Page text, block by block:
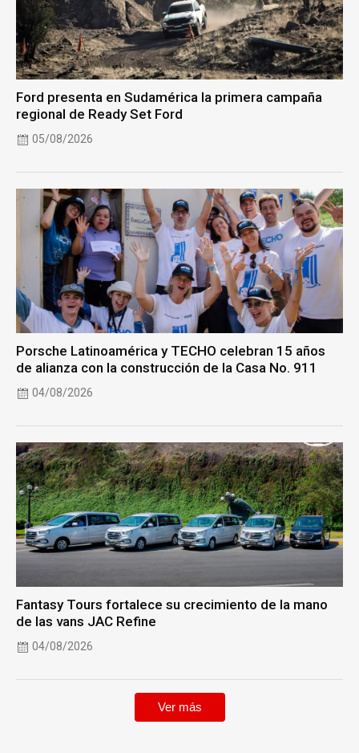
Ford presenta en Sudamérica la primera campaña
regional de Ready Set Ford
05/08/2026
Porsche Latinoamérica y TECHO celebran 15 años
de alianza con la construcción de la Casa No. 911
04/08/2026
Fantasy Tours fortalece su crecimiento de la mano
de las vans JAC Refine
04/08/2026
Ver más